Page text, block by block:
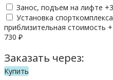
Занос, подъем на лифте +
Установка
приблизительная стоимость +
730 ₽
Заказать через:
Купить